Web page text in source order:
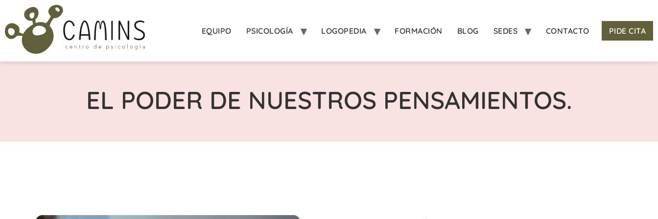
EQUIPO PSICOLOGÍA LOGOPEDIA FORMACIÓN BLOG SEDES CONTACTO PIDE CITA
EL PODER DE NUESTROS PENSAMIENTOS.